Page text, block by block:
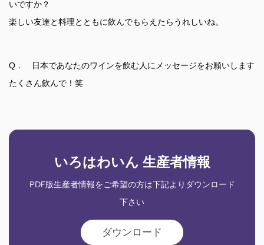
いですか？
楽しい友達と料理とともに飲んでもらえたらうれしいね。
Q． 日本であなたのワインを飲む人にメッセージをお願いします
たくさん飲んで！笑
いろはわいん 生産者情報
PDF版生産者情報をご希望の方は下記よりダウンロード
下さい
ダウンロード